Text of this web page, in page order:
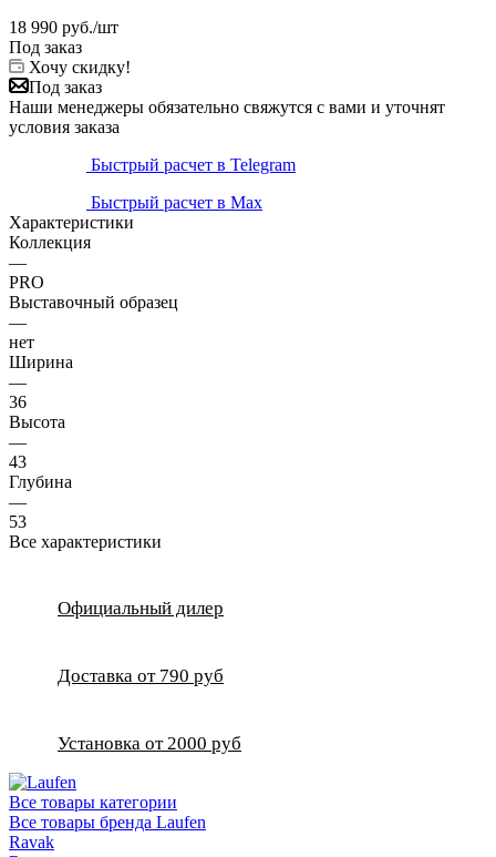
18 990 руб./шт
Под заказ
Хочу скидку!
Под заказ
Наши менеджеры обязательно свяжутся с вами и уточнят
условия заказа
Быстрый расчет в Telegram
Быстрый расчет в Max
Характеристики
Коллекция
—
PRO
Выставочный образец
—
нет
Ширина
—
36
Высота
—
43
Глубина
—
53
Все характеристики
Официальный дилер
Доставка от 790 руб
Установка от 2000 руб
Все товары категории
Все товары бренда Laufen
Ravak